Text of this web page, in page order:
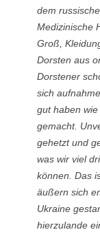
dem
Medizinische
Groß,
Dorsten aus
Dorstener
sich
gut haben
gemacht.
gehetzt und
was wir viel
können. Das
äußern sich
Ukraine
hierzulande